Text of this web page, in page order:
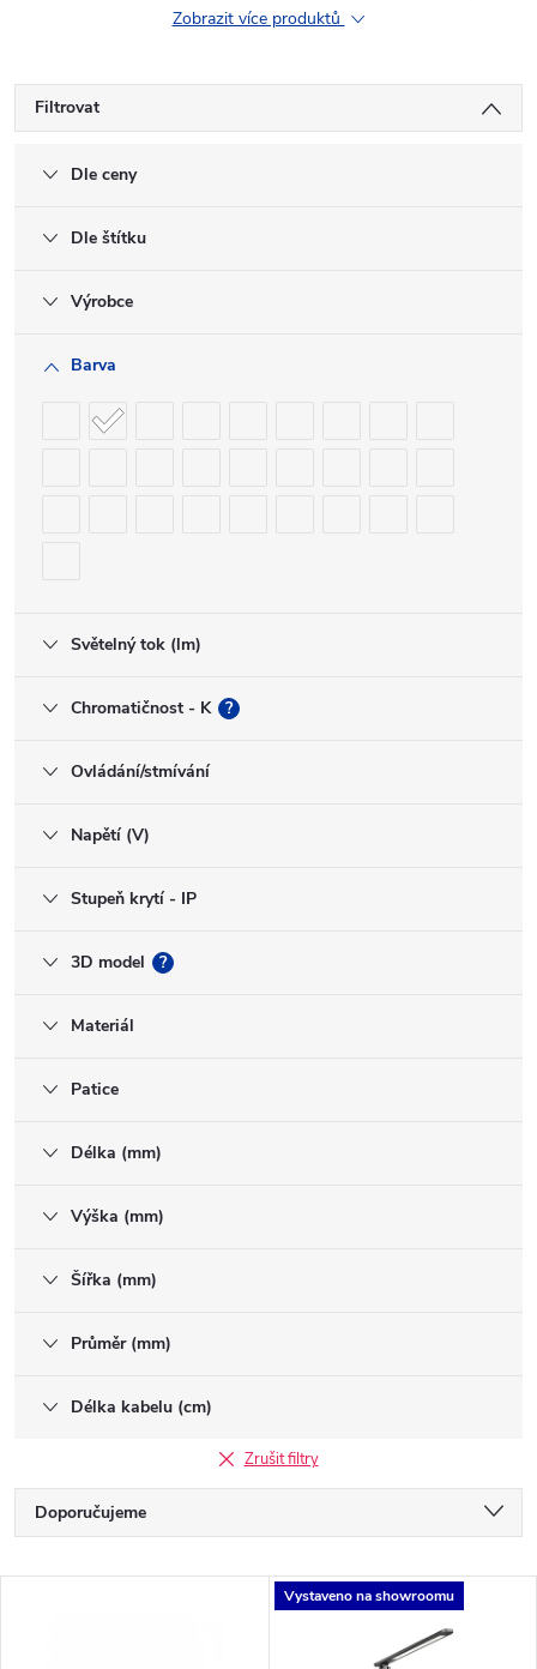
Zobrazit více produktů
Filtrovat
Dle ceny
Dle štítku
Výrobce
Barva
Světelný tok (lm)
Chromatičnost - K ?
Ovládání/stmívání
Napětí (V)
Stupeň krytí - IP
3D model ?
Materiál
Patice
Délka (mm)
Výška (mm)
Šířka (mm)
Průměr (mm)
Délka kabelu (cm)
Zrušit filtry
Ř
a
Doporučujeme
Vystaveno na showroomu